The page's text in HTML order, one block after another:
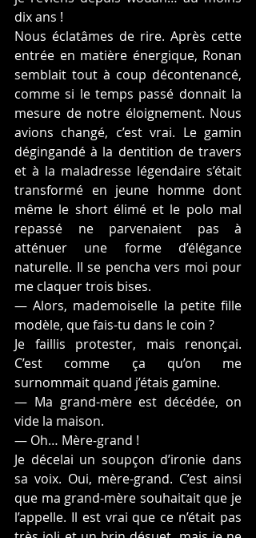
dix ans !
Nous éclatâmes de rire. Après cette
entrée en matière énergique, Ronan
semblait tout à coup décontenancé,
comme si le temps passé donnait la
mesure de notre éloignement. Nous
avions changé, c’est vrai. Le gamin
dégingandé à la dentition de travers
et à la maladresse légendaire s’était
transformé en jeune homme dont
même le short élimé et le polo mal
repassé ne parvenaient pas à
atténuer une forme d’élégance
naturelle. Il se pencha vers moi pour
me claquer trois bises.
— Alors, mademoiselle la petite fille
modèle, que fais-tu dans le coin ?
Je faillis protester, mais renonçai.
C’est comme ça qu’on me
surnommait quand j’étais gamine.
— Ma grand-mère est décédée, on
vide la maison.
— Oh… Mère-grand !
Je décelai un soupçon d’ironie dans
sa voix. Oui, mère-grand. C’est ainsi
que ma grand-mère souhaitait que je
l’appelle. Il est vrai que ce n’était pas